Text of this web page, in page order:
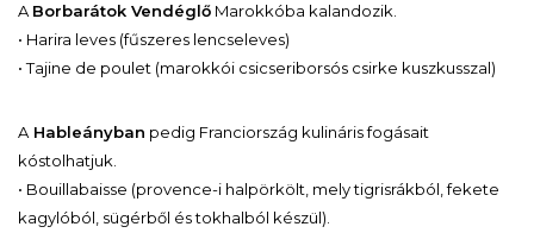
A Borbarátok Vendéglő Marokkóba kalandozik.
• Harira leves (fűszeres lencseleves)
• Tajine de poulet (marokkói csicseriborsós csirke kuszkusszal)
A Hableányban pedig Franciország kulináris fogásait
kóstolhatjuk.
• Bouillabaisse (provence-i halpörkölt, mely tigrisrákból, fekete
kagylóból, sügérből és tokhalból készül).